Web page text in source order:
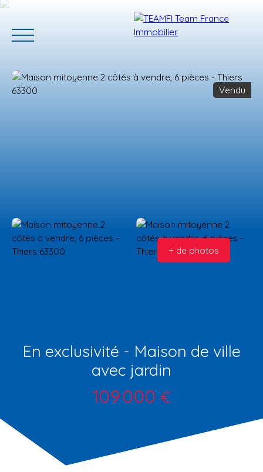
Estimation
Vendu
+ de photos
En exclusivité - Maison de ville
avec jardin
109 000 €